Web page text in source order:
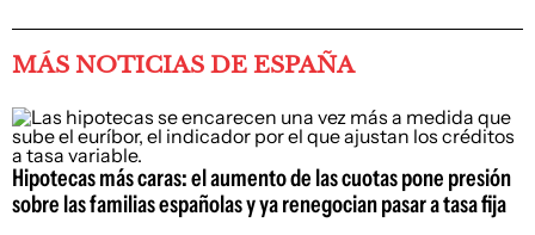
MÁS NOTICIAS DE ESPAÑA
Hipotecas más caras: el aumento de las cuotas pone presión
sobre las familias españolas y ya renegocian pasar a tasa fija